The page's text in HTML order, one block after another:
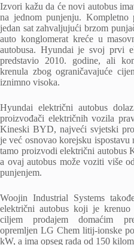
Izvori kažu da će novi autobus
na jednom punjenju. Kompletno
jedan sat zahvaljujući brzom
auto konglomerat kreće u
autobusa. Hyundai je svoj prvi
predstavio 2010. godine, ali
krenula zbog ograničavajuće
iznimno visoka.
Hyundai električni autobus
proizvođači električnih vozila
Kineski BYD, najveći svjetski
je već osnovao korejsku ispostavu
tamo proizvodi električni autobus
a ovaj autobus može voziti više
punjenjem.
Woojin Industrial Systems
električni autobus koji je
ciljem prodajem domaćim
opremljen LG Chem litij-ionske
kW, a ima opseg rada od 150